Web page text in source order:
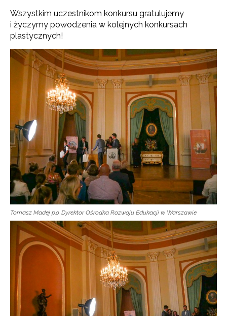
Wszystkim uczestnikom konkursu gratulujemy
i życzymy powodzenia w kolejnych konkursach
plastycznych!
Tomasz Madej p.o. Dyrektor Ośrodka Rozwoju Edukacji w Warszawie